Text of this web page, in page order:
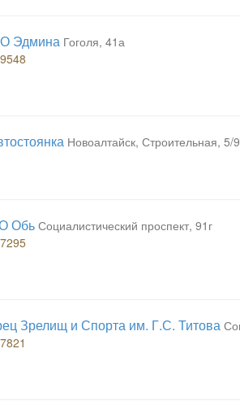
Эдмина Гоголя, 41а
Новоалтайск, Строительная, 5/9
Обь Социалистический проспект, 91г
Зрелищ и Спорта им. Г.С. Титова